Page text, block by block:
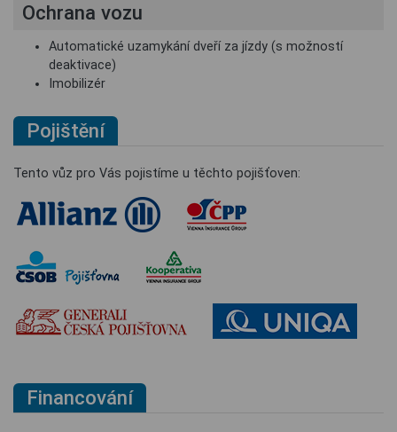
Ochrana vozu
Automatické uzamykání dveří za jízdy (s možností
deaktivace)
Imobilizér
Pojištění
Tento vůz pro Vás pojistíme u těchto pojišťoven:
Financování